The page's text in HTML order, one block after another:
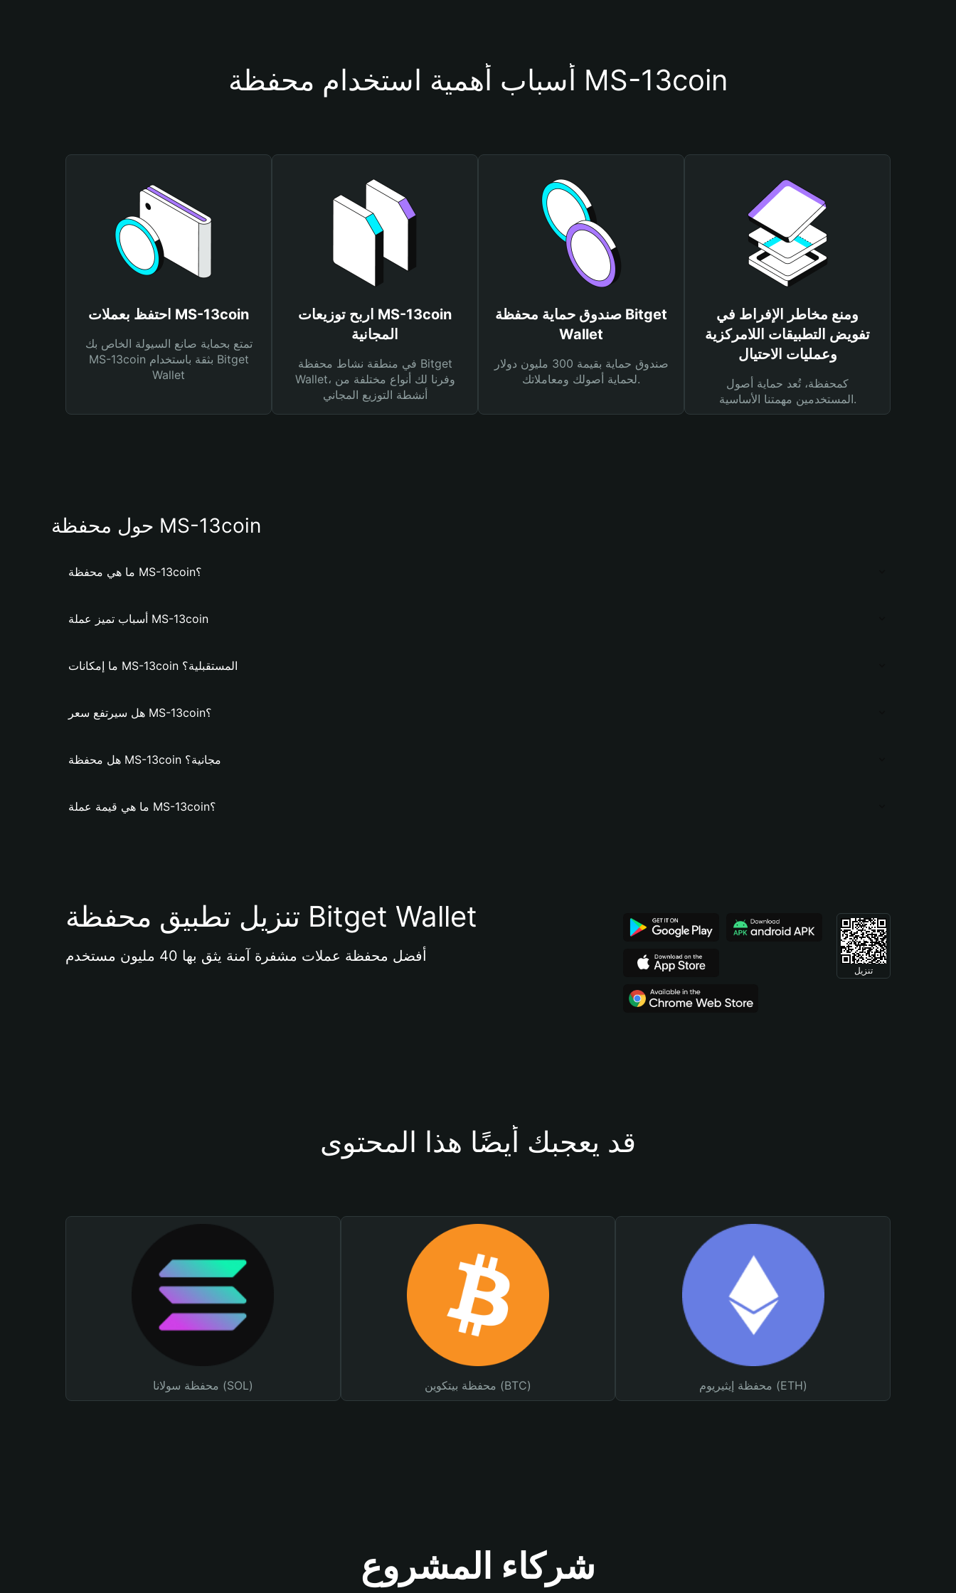
أسباب أهمية استخدام محفظة MS-13coin
احتفظ بعملات MS-13coin
تمتع بحماية صانع السيولة الخاص بك
MS-13coin بثقة باستخدام Bitget
Wallet
اربح توزيعات MS-13coin
المجانية
في منطقة نشاط محفظة Bitget
Wallet، وفرنا لك أنواع مختلفة من
أنشطة التوزيع المجاني
صندوق حماية محفظة Bitget
Wallet
صندوق حماية بقيمة 300 مليون دولار
لحماية أصولك ومعاملاتك.
ومنع مخاطر الإفراط في
تفويض التطبيقات اللامركزية
وعمليات الاحتيال
كمحفظة، تُعد حماية أصول
المستخدمين مهمتنا الأساسية.
حول محفظة MS-13coin
ما هي محفظة MS-13coin؟
أسباب تميز عملة MS-13coin
ما إمكانات MS-13coin المستقبلية؟
هل سيرتفع سعر MS-13coin؟
هل محفظة MS-13coin مجانية؟
ما هي قيمة عملة MS-13coin؟
تنزيل تطبيق محفظة Bitget Wallet
أفضل محفظة عملات مشفرة آمنة يثق بها 40 مليون مستخدم
تنزيل
قد يعجبك أيضًا هذا المحتوى
محفظة سولانا (SOL) محفظة بيتكوين (BTC) محفظة إيثيريوم (ETH)
شركاء المشروع